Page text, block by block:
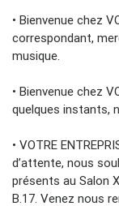
• Bienvenue chez
correspondant,
musique.
• Bienvenue chez
quelques instants,
• VOTRE
d’attente, nous
présents au Salon
B.17. Venez nous